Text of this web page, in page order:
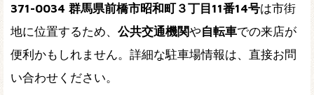
371-0034 群馬県前橋市昭和町３丁目11番14号は市街
地に位置するため、 公共交通機関や自転車での来店が
便利かもしれません。詳細な駐車場情報は、直接お問
い合わせください。